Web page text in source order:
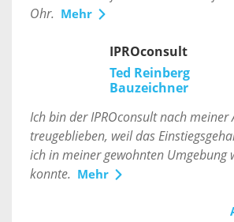
Ohr. Mehr
IPROconsult
Ted Reinberg
Bauzeichner
Ich bin der IPROconsult nach meiner
treugeblieben, weil das
ich in meiner gewohnten Umgebung
konnte. Mehr